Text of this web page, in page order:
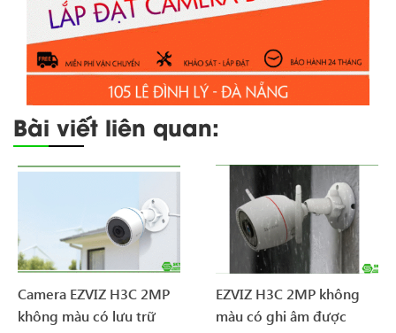
Bài viết liên quan:
Camera EZVIZ H3C 2MP
không màu có lưu trữ
EZVIZ H3C 2MP không
màu có ghi âm được